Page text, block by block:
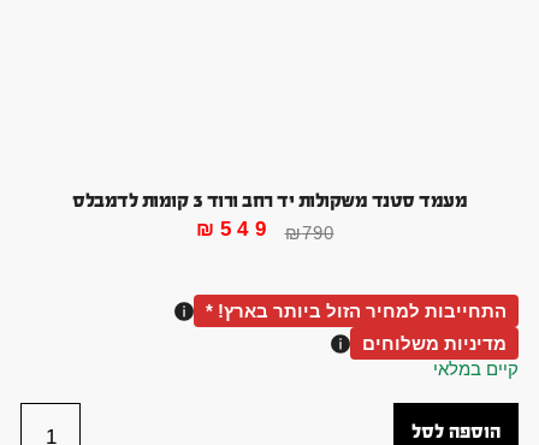
מעמד סטנד משקולות יד רחב ורוד 3 קומות לדמבלס
₪790
₪ 549
התחייבות למחיר הזול ביותר בארץ! *
מדיניות משלוחים
קיים במלאי
הוספה לסל